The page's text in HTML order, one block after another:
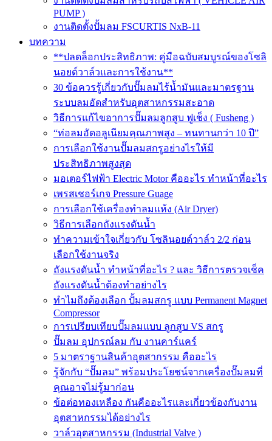
PUMP )
งานติดตั้งปั้มลม FSCURTIS NxB-11
บทความ
**ปลดล็อกประสิทธิภาพ: คู่มือฉบับสมบูรณ์ของโซลิ
นอยด์วาล์วและการใช้งาน**
30 ข้อควรรู้เกี่ยวกับปั๊มลมไร้น้ำมันและมาตรฐาน
ระบบลมอัดสำหรับอุตสาหกรรมสะอาด
วิธีการแก้ไขอาการปั๊มลมลูกสูบ ฟูเช็ง ( Fusheng )
“ท่อลมอัดอลูเนียมคุณภาพสูง – ทนทานกว่า 10 ปี”
การเลือกใช้งานปั๊มลมสกรูอย่างไรให้มี
ประสิทธิภาพสูงสุด
มอเตอร์ไฟฟ้า Electric Motor คืออะไร ทำหน้าที่อะไร
เพรสเชอร์เกจ Pressure Guage
การเลือกใช้เครื่องทำลมแห้ง (Air Dryer)
วิธีการเลือกถังแรงดันน้ำ
ทำความเข้าใจเกี่ยวกับ โซลินอยด์วาล์ว 2/2 ก่อน
เลือกใช้งานจริง
ถังแรงดันน้ำ ทำหน้าที่อะไร ? และ วิธีการตรวจเช็ค
ถังแรงดันน้ำต้องทำอย่างไร
ทำไมถึงต้องเลือก ปั้มลมสกรู แบบ Permanent Magnet
Compressor
การเปรียบเทียบปั๊มลมแบบ ลูกสูบ VS สกรู
ปั๊มลม อุปกรณ์ลม กับ งานคาร์แคร์
5 มาตราฐานสินค้าอุตสากรรม คืออะไร
รู้จักกับ “ปั๊มลม” พร้อมประโยชน์จากเครื่องปั๊มลมที่
คุณอาจไม่รู้มาก่อน
ข้อต่อทองเหลือง กันคืออะไรและเกี่ยวข้องกับงาน
อุตสาหกรรมได้อย่างไร
วาล์วอุตสาหกรรม (Industrial Valve )